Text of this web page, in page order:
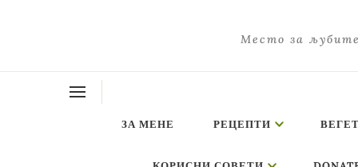
Место за
ЗА МЕНЕ РЕЦЕПТИ